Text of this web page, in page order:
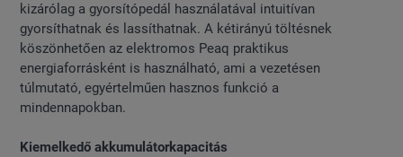
kizárólag a gyorsítópedál használatával intuitívan
gyorsíthatnak és lassíthatnak. A kétirányú töltésnek
köszönhetően az elektromos Peaq praktikus
energiaforrásként is használható, ami a vezetésen
túlmutató, egyértelműen hasznos funkció a
mindennapokban.
Kiemelkedő akkumulátorkapacitás